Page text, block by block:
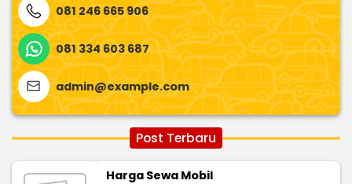
081 246 665 906
081 334 603 687
admin@example.com
Post Terbaru
Harga Sewa Mobil